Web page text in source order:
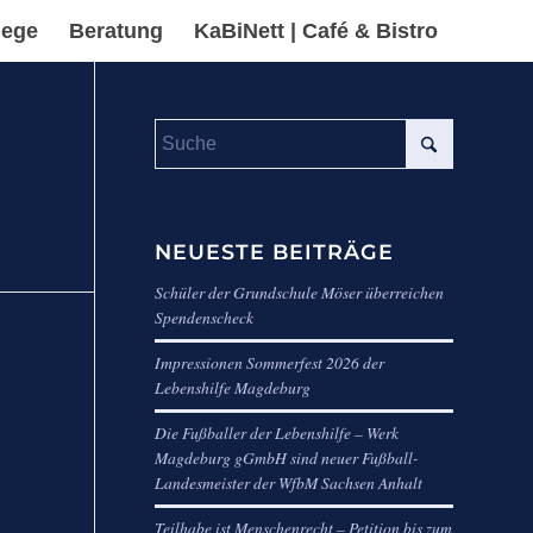
Beratung KaBiNett | Café & Bistro
NEUESTE BEITRÄGE
Schüler der Grundschule Möser überreichen
Spendenscheck
Impressionen Sommerfest 2026 der
Lebenshilfe Magdeburg
Die Fußballer der Lebenshilfe – Werk
Magdeburg gGmbH sind neuer Fußball-
Landesmeister der WfbM Sachsen Anhalt
Teilhabe ist Menschenrecht – Petition bis zum